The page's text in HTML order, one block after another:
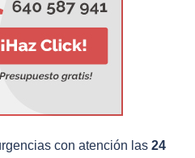
con atención las 24